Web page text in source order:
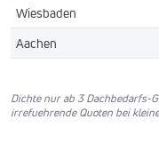
Wiesbaden
Aachen
Dichte nur ab 3 Dachbedarfs-
irrefuehrende Quoten bei